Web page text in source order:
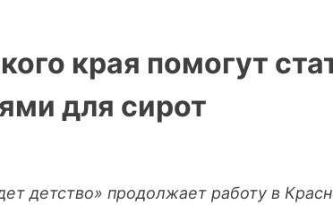
края помогут
для сирот
детство» продолжает работу в